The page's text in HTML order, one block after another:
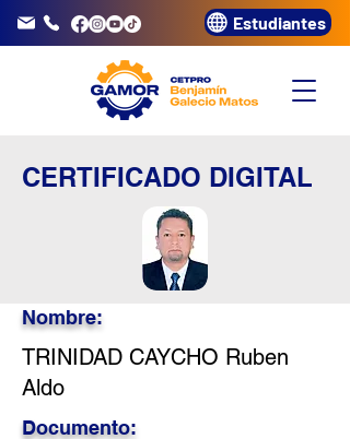
3320072 Estudiantes
CERTIFICADO DIGITAL
Nombre:
TRINIDAD CAYCHO Ruben
Aldo
Documento: